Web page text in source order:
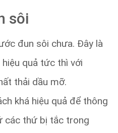
sôi
đun sôi chưa. Đây là
quả tức thì với
thải dầu mỡ.
khá hiệu quả để thông
các thứ bị tắc trong